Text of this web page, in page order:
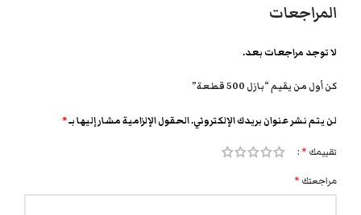
المراجعات
لا توجد مراجعات بعد.
كن أول من يقيم “بازل 500 قطعة”
لن يتم نشر عنوان بريدك الإلكتروني.الحقول الإلزامية مشار إليها بـ*
تقييمك *
مراجعتك *